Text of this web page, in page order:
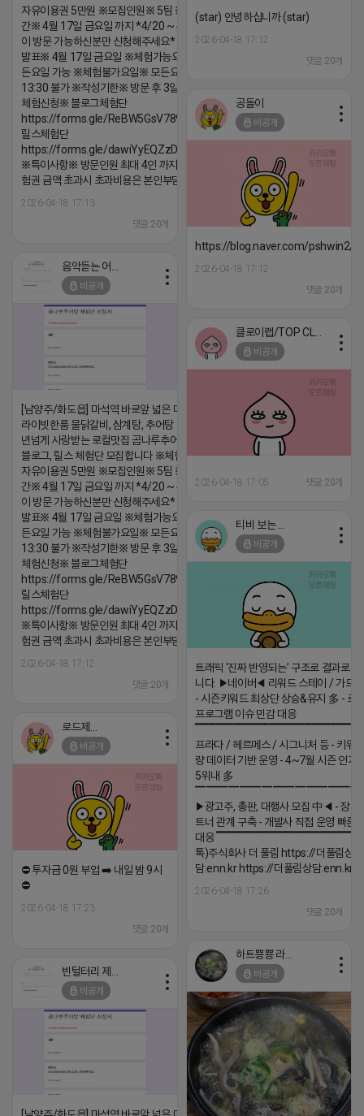
자유이용권 5만원 ※모집인원※ 5팀 ※모집기
간※ 4월 17일 금요일 까지 *4/20 ~ 4/26 사
이 방문 가능하신분만 신청해주세요* ※체험단
발표※ 4월 17일 금요일 ※체험가능요일※ 모
든요일 가능 ※체험불가요일※ 모든요일 12 ~
13:30 불가 ※작성기한※ 방문 후 3일 이내 ※
체험신청※ 블로그체험단
https://forms.gle/ReBW5GsV789ur2Pz6
릴스체험단
https://forms.gle/dawiYyEQZzDdqf8W8
※특이사항※ 방문인원 최대 4인 까지 가능 체
험권 금액 초과시 초과비용은 본인부담입니다.
2026-04-18 17:13
댓글:20개
(star) 안녕하십니까 (star)
2026-04-18 17:12
댓글:20개
공돌이
비공개
https://blog.naver.com/pshwin2/
2026-04-18 17:12
댓글:20개
비공개
[남양주/화도읍] 마석역 바로앞 넓은 매장과, 프
라이빗한룸 물닭갈비, 삼계탕, 추어탕 맛집 10
년넘게 사랑받는 로컬맛집 곰나루추어탕에서
블로그, 릴스 체험단 모집합니다 ※체험메뉴※
자유이용권 5만원 ※모집인원※ 5팀 ※모집기
간※ 4월 17일 금요일 까지 *4/20 ~ 4/26 사
이 방문 가능하신분만 신청해주세요* ※체험단
발표※ 4월 17일 금요일 ※체험가능요일※ 모
든요일 가능 ※체험불가요일※ 모든요일 12 ~
13:30 불가 ※작성기한※ 방문 후 3일 이내 ※
체험신청※ 블로그체험단
https://forms.gle/ReBW5GsV789ur2Pz6
릴스체험단
https://forms.gle/dawiYyEQZzDdqf8W8
※특이사항※ 방문인원 최대 4인 까지 가능 체
험권 금액 초과시 초과비용은 본인부담입니다.
2026-04-18 17:12
댓글:20개
비공개
2026-04-18 17:05 댓글:20개
비공개
트래픽 ‘진짜 반영되는’ 구조로 결과로
니다. ▶네이버◀ 리워드 스테이 / 가드 /
- 시즌키워드 최상단 상승&유지 多 - 로
프로그램 이슈 민감 대응
▔▔▔▔▔▔▔▔▔▔▔▔▔▔▔▔▔▔ ▶
프라다 / 헤르메스 / 시그니처 등 - 키워
량 데이터 기반 운영 - 4~7월 시즌 인기
5위내 多
▶광고주, 총판, 대행사 모집 中◀ - 장기
트너 관계 구축 - 개발사 직접 운영 빠른
대응
톡)주식회사 더 풀림 https://더풀림상
담.enn.kr https://더풀림상담.enn.kr
2026-04-18 17:26
댓글:20개
비공개
⛔️ 투자금 0원 부업 ➡️ 내일 밤 9시
⛔️
2026-04-18 17:23
댓글:20개
하트뿅뿅 라이언
비공개
비공개